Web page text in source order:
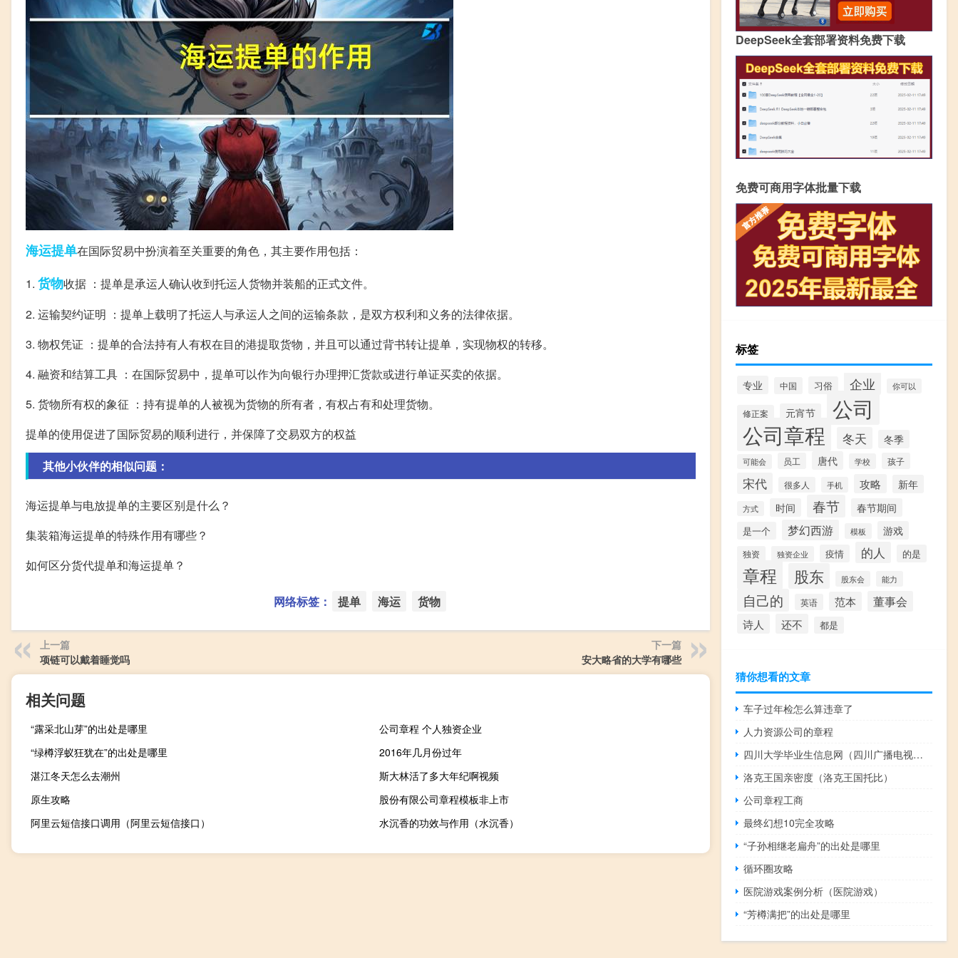
海运提单在国际贸易中扮演着至关重要的角色，其主要作用包括：
1. 货物收据 ：提单是承运人确认收到托运人货物并装船的正式文件。
2. 运输契约证明 ：提单上载明了托运人与承运人之间的运输条款，是双方权利和义务的法律依据。
3. 物权凭证 ：提单的合法持有人有权在目的港提取货物，并且可以通过背书转让提单，实现物权的转移。
4. 融资和结算工具 ：在国际贸易中，提单可以作为向银行办理押汇货款或进行单证买卖的依据。
5. 货物所有权的象征 ：持有提单的人被视为货物的所有者，有权占有和处理货物。
提单的使用促进了国际贸易的顺利进行，并保障了交易双方的权益
其他小伙伴的相似问题：
海运提单与电放提单的主要区别是什么？
集装箱海运提单的特殊作用有哪些？
如何区分货代提单和海运提单？
网络标签： 提单 海运 货物
上一篇
项链可以戴着睡觉吗
下一篇
安大略省的大学有哪些
相关问题
“露采北山芽”的出处是哪里
公司章程 个人独资企业
“绿樽浮蚁狂犹在”的出处是哪里
2016年几月份过年
湛江冬天怎么去潮州
斯大林活了多大年纪啊视频
原生攻略
股份有限公司章程模板非上市
阿里云短信接口调用（阿里云短信接口）
水沉香的功效与作用（水沉香）
DeepSeek全套部署资料免费下载
免费可商用字体批量下载
标签
专业 中国 习俗 企业 你可以
修正案 元宵节 公司
公司章程 冬天 冬季
可能会 员工 唐代 学校 孩子
宋代 很多人 手机 攻略 新年
方式 时间 春节 春节期间
是一个 梦幻西游 模板 游戏
独资 独资企业 疫情 的人 的是
章程 股东 股东会 能力
自己的 英语 范本 董事会
诗人 还不 都是
猜你想看的文章
车子过年检怎么算违章了
人力资源公司的章程
四川大学毕业生信息网（四川广播电视大学毕业生登记表打印平台）
洛克王国亲密度（洛克王国托比）
公司章程工商
最终幻想10完全攻略
“子孙相继老扁舟”的出处是哪里
循环圈攻略
医院游戏案例分析（医院游戏）
“芳樽满把”的出处是哪里